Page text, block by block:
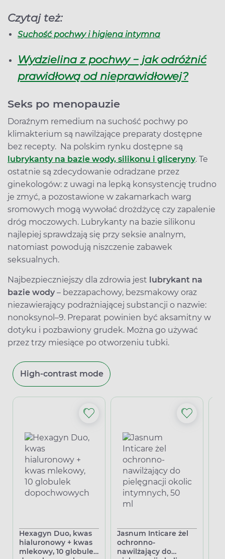
Czytaj też:
Suchość pochwy i higiena intymna
Wydzielina z pochwy − jak odróżnić
prawidłową od nieprawidłowej?
Seks po menopauzie
Doraźnym remedium na suchość pochwy po
klimakterium są nawilżające preparaty dostępne
bez recepty. Na polskim rynku dostępne są
lubrykanty na bazie wody, silikonu i gliceryny. Te
ostatnie są zdecydowanie odradzane przez
ginekologów: z uwagi na lepką konsystencję trudno
je zmyć, a pozostawione w zakamarkach warg
sromowych mogą wywołać drożdżycę czy zapalenie
dróg moczowych. Lubrykanty na bazie silikonu
najlepiej sprawdzają się przy seksie analnym,
natomiast powodują niszczenie zabawek
seksualnych.
Najbezpieczniejszy dla zdrowia jest lubrykant na
bazie wody – bezzapachowy, bezsmakowy oraz
niezawierający podrażniającej substancji o nazwie:
nonoksynol–9. Preparat powinien być aksamitny w
dotyku i pozbawiony grudek. Można go używać
przez trzy miesiące po otworzeniu tubki.
High-contrast mode
Hexagyn Duo, kwas
hialuronowy + kwas
mlekowy, 10 globulek
Jasnum Inticare żel
ochronno-
nawilżający do